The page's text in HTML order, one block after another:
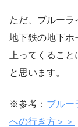
ただ、ブルーラ
地下鉄の地下ホ
上ってくるこ
と思います。
※参考： ブルー
への行き方＞＞